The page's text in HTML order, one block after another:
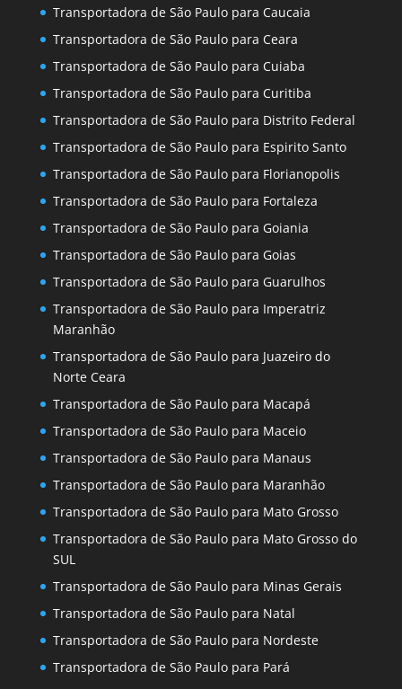
Transportadora de São Paulo para Caucaia
Transportadora de São Paulo para Ceara
Transportadora de São Paulo para Cuiaba
Transportadora de São Paulo para Curitiba
Transportadora de São Paulo para Distrito Federal
Transportadora de São Paulo para Espirito Santo
Transportadora de São Paulo para Florianopolis
Transportadora de São Paulo para Fortaleza
Transportadora de São Paulo para Goiania
Transportadora de São Paulo para Goias
Transportadora de São Paulo para Guarulhos
Transportadora de São Paulo para Imperatriz
Maranhão
Transportadora de São Paulo para Juazeiro do
Norte Ceara
Transportadora de São Paulo para Macapá
Transportadora de São Paulo para Maceio
Transportadora de São Paulo para Manaus
Transportadora de São Paulo para Maranhão
Transportadora de São Paulo para Mato Grosso
Transportadora de São Paulo para Mato Grosso do
SUL
Transportadora de São Paulo para Minas Gerais
Transportadora de São Paulo para Natal
Transportadora de São Paulo para Nordeste
Transportadora de São Paulo para Pará